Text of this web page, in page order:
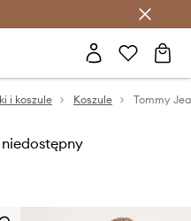
Club >
i koszule Koszule Tommy